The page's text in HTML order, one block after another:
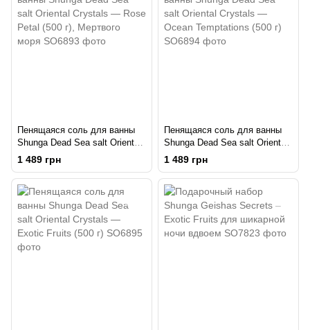
Пенящаяся соль для ванны
Shunga Dead Sea salt Oriental
Crystals — Rose Petal (500 г),
Мертвого моря
1 489 грн
Пенящаяся соль для ванны
Shunga Dead Sea salt Oriental
Crystals — Ocean Temptations
1 489 грн